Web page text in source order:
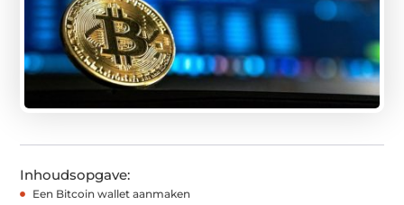
Inhoudsopgave:
Een Bitcoin wallet aanmaken